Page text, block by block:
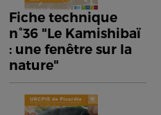
Fiche technique
n°36 "Le Kamishibaï
: une fenêtre sur la
nature"